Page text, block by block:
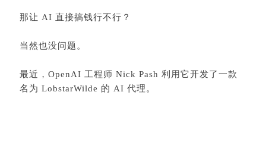
那让 AI 直接搞钱行不行？
当然也没问题。
最近，OpenAI 工程师 Nick Pash 利用它开发了一款
名为 LobstarWilde 的 AI 代理。